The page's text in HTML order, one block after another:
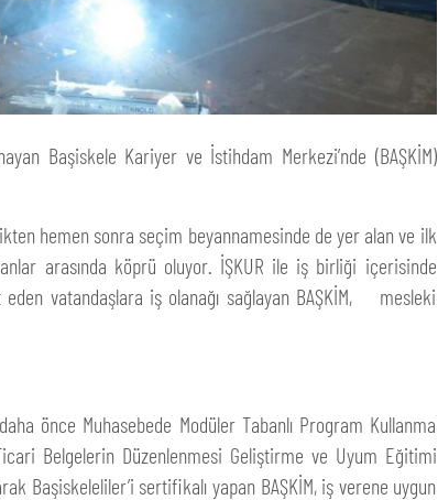
Başiskele Kariyer ve İstihdam Merkezi’nde (BAŞKİM)
hemen sonra seçim beyannamesinde de yer alan ve ilk
arasında köprü oluyor. İŞKUR ile iş birliği içerisinde
vatandaşlara iş olanağı sağlayan BAŞKİM, mesleki
önce Muhasebede Modüler Tabanlı Program Kullanma
Belgelerin Düzenlenmesi Geliştirme ve Uyum Eğitimi
Başiskeleliler’i sertifikalı yapan BAŞKİM, iş verene uygun